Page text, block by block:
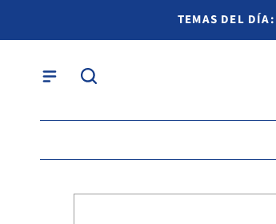
TEMAS DEL DÍA: